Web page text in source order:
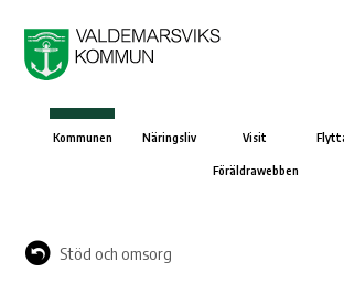
Kommunen Näringsliv Visit
Föräldrawebben
Stöd och omsorg